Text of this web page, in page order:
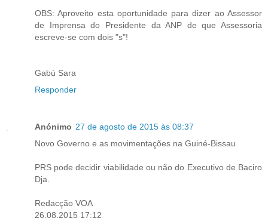
OBS: Aproveito esta oportunidade para dizer ao Assessor
de Imprensa do Presidente da ANP de que Assessoria
escreve-se com dois "s"!
Gabú Sara
Responder
Anónimo 27 de agosto de 2015 às 08:37
Novo Governo e as movimentações na Guiné-Bissau
PRS pode decidir viabilidade ou não do Executivo de Baciro
Dja.
Redacção VOA
26.08.2015 17:12